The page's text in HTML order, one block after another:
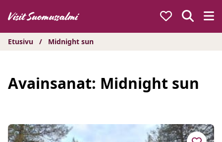
sisältöön
Etusivu / Midnight sun
Avainsanat: Midnight sun